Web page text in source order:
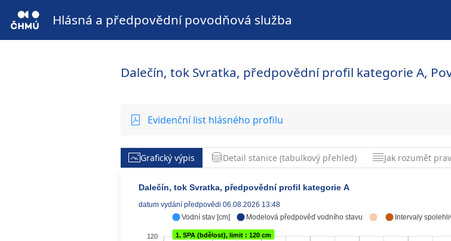
Hlásná a předpovědní povodňová služba
Dalečín, tok Svratka, předpovědní profil kategorie A,
Evidenční list hlásného profilu
Grafický výpis Detail stanice (tabulkový přehled) Jak rozumět
Vodní stav [cm] Modelová předpověď vodního stavu Intervaly
Dalečín, tok Svratka, předpovědní profil kategorie A
datum vydání předpovědi 06.08.2026 13:48
120 1. SPA (bdělost), limit : 120 cm